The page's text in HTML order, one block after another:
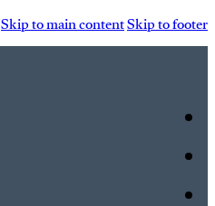
Skip to main contentSkip to footer